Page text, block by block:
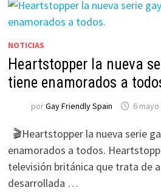
NOTICIAS
Heartstopper la nueva
tiene enamorados a
porGay Friendly Spain 6 mayo
🎬Heartstopper la nueva serie
enamorados a todos.
televisión británica que trata de
desarrollada …